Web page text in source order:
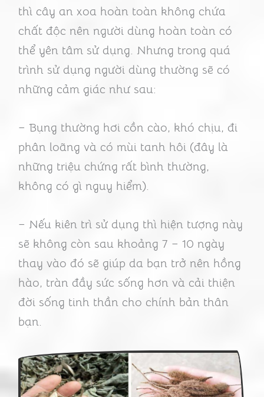
thì cây an xoa hoàn toàn không chứa
chất độc nên người dùng hoàn toàn có
thể yên tâm sử dụng. Nhưng trong quá
trình sử dụng người dùng thường sẽ có
những cảm giác như sau:
– Bụng thường hơi cồn cào, khó chịu, đi
phân loãng và có mùi tanh hôi (đây là
những triệu chứng rất bình thường,
không có gì nguy hiểm).
– Nếu kiên trì sử dụng thì hiện tượng này
sẽ không còn sau khoảng 7 – 10 ngày
thay vào đó sẽ giúp da bạn trở nên hồng
hào, tràn đầy sức sống hơn và cải thiện
đời sống tinh thần cho chính bản thân
bạn.